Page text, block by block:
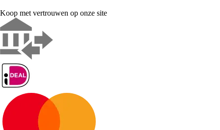
Koop met vertrouwen op onze site